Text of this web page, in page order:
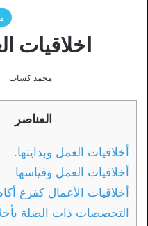
اخلاقيات
محمد كساب
العناصر
أخلاقيات العمل وبدايتها.
أخلاقيات العمل وقياسها
أخلاقيات الأعمال كفرع
التخصصات ذات الصلة